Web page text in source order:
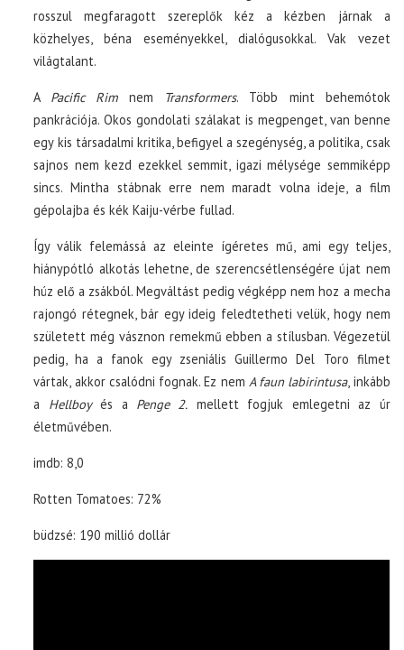
rosszul megfaragott szereplők kéz a kézben járnak a
közhelyes, béna eseményekkel, dialógusokkal. Vak vezet
világtalant.
A Pacific Rim nem Transformers. Több mint behemótok
pankrációja. Okos gondolati szálakat is megpenget, van benne
egy kis társadalmi kritika, befigyel a szegénység, a politika, csak
sajnos nem kezd ezekkel semmit, igazi mélysége semmiképp
sincs. Mintha stábnak erre nem maradt volna ideje, a film
gépolajba és kék Kaiju-vérbe fullad.
Így válik felemássá az eleinte ígéretes mű, ami egy teljes,
hiánypótló alkotás lehetne, de szerencsétlenségére újat nem
húz elő a zsákból. Megváltást pedig végképp nem hoz a mecha
rajongó rétegnek, bár egy ideig feledtetheti velük, hogy nem
született még vásznon remekmű ebben a stílusban. Végezetül
pedig, ha a fanok egy zseniális Guillermo Del Toro filmet
vártak, akkor csalódni fognak. Ez nem A faun labirintusa, inkább
a Hellboyés a Penge 2. mellett fogjuk emlegetni az úr
életművében.
imdb: 8,0
Rotten Tomatoes: 72%
büdzsé: 190 millió dollár